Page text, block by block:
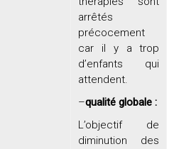
arrêtés
précocement
car il y a trop
d’enfants qui
attendent.
–qualité globale :
L’objectif de
diminution des